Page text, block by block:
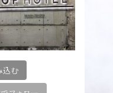
込む